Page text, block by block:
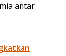
antar